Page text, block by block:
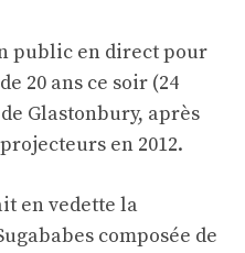
public en direct pour
20 ans ce soir (24
Glastonbury, après
en 2012.
en vedette la
composée de